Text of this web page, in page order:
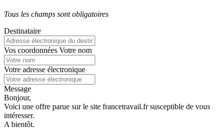
Tous les champs sont obligatoires
Destinataire
Vos coordonnées Votre nom
Votre adresse électronique
Message
Bonjour,
Voici une offre parue sur le site francetravail.fr susceptible de vous
intéresser.
A bientôt.